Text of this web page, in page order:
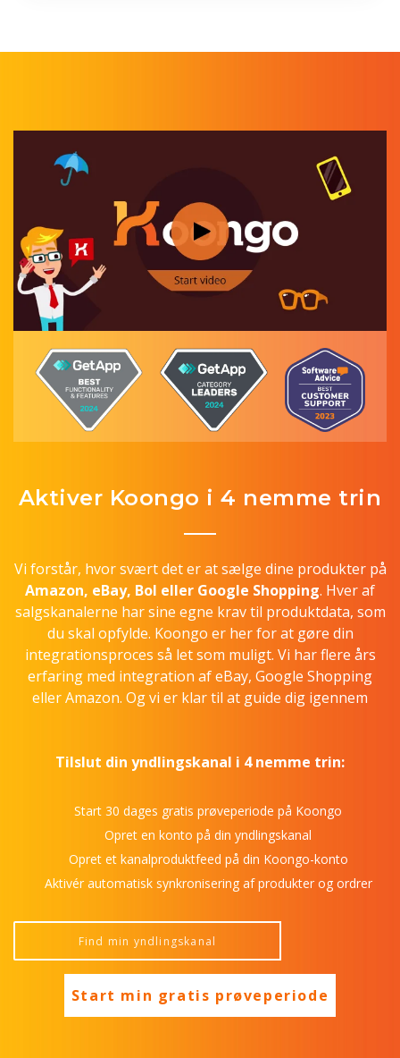
Aktiver Koongo i 4 nemme trin
Vi forstår, hvor svært det er at sælge dine produkter på
Amazon, eBay, Bol eller Google Shopping. Hver af
salgskanalerne har sine egne krav til produktdata, som
du skal opfylde. Koongo er her for at gøre din
integrationsproces så let som muligt. Vi har flere års
erfaring med integration af eBay, Google Shopping
eller Amazon. Og vi er klar til at guide dig igennem
Tilslut din yndlingskanal i 4 nemme trin:
Start 30 dages gratis prøveperiode på Koongo
Opret en konto på din yndlingskanal
Opret et kanalproduktfeed på din Koongo-konto
Aktivér automatisk synkronisering af produkter og ordrer
Start min gratis prøveperiode